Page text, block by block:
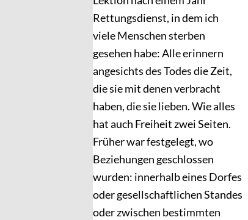
Rettungsdienst, in dem ich
viele Menschen sterben
gesehen habe: Alle erinnern
angesichts des Todes die Zeit,
die sie mit denen verbracht
haben, die sie lieben. Wie alles
hat auch Freiheit zwei Seiten.
Früher war festgelegt, wo
Beziehungen geschlossen
wurden: innerhalb eines Dorfes
oder gesellschaftlichen Standes
oder zwischen bestimmten